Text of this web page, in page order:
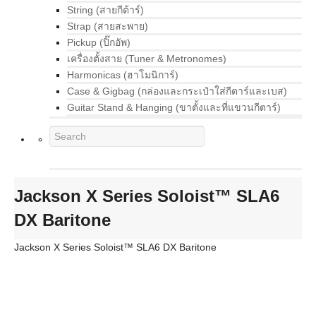
String (สายกีต้าร์)
Strap (สายสะพาย)
Pickup (ปิ๊กอัพ)
เครื่องตั้งสาย (Tuner & Metronomes)
Harmonicas (ฮาโมนิการ์)
Case & Gigbag (กล่องและกระเป๋าใส่กีตาร์และเบส)
Guitar Stand & Hanging (ขาตั้งและที่แขวนกีตาร์)
Jackson X Series Soloist™ SLA6
DX Baritone
Jackson X Series Soloist™ SLA6 DX Baritone